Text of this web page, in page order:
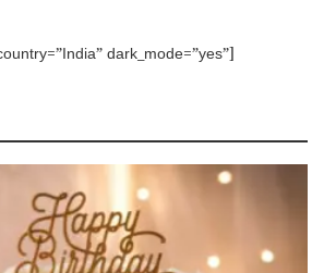
dark_mode=”yes”]